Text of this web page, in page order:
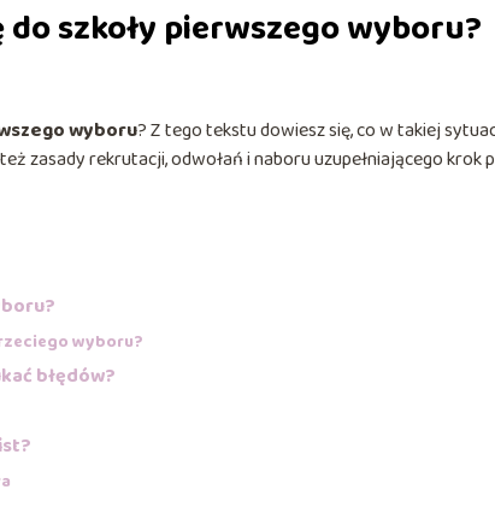
szkoły pierwszego wyboru?
wyboru? Z tego tekstu dowiesz się, co w takiej
zasady rekrutacji, odwołań i naboru uzupełniającego krok
wyboru?
błędów?